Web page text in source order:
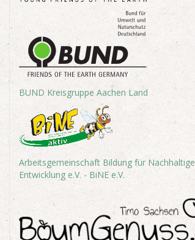
BUND Kreisgruppe Aachen Land
Arbeitsgemeinschaft Bildung für Nachhaltige
Entwicklung e.V. - BiNE e.V.